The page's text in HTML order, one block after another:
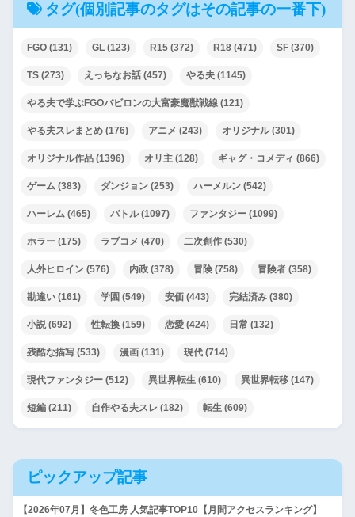
１５００円で売ってそうなエ
剣と魔法と冒険もの
『エロ本へ書き直されるクー
ル系ロリ魔導書』
水底の汚濁
【R-18G】姫騎士ニアスと淫
獄の霧に沈む王国
【R-18G】やらない夫はTS姫
武将になるようです
【ヒロモンSLG・二次創作】
タグ(個別記事のタグはその記事の一番下)
FGO (131) GL (123) R15 (372) R18 (471) SF (370)
TS (273) えっちなお話 (457) やる夫 (1145)
やる夫で学ぶFGOバビロンの大富豪魔獣戦線 (121)
やる夫スレまとめ (176) アニメ (243) オリジナル(301)
オリジナル作品 (1396) オリ主 (128) ギャグ・コメディ (866)
ゲーム (383) ダンジョン (253) ハーメルン (542)
ハーレム (465) バトル(1097) ファンタジー (1099)
ホラー (175) ラブコメ (470) 二次創作 (530)
人外ヒロイン (576) 内政 (378) 冒険 (758) 冒険者 (358)
勘違い (161) 学園 (549) 安価 (443) 完結済み (380)
小説 (692) 性転換 (159) 恋愛 (424) 日常 (132)
残酷な描写 (533) 漫画 (131) 現代 (714)
現代ファンタジー (512) 異世界転生 (610) 異世界転移 (147)
短編 (211) 自作やる夫スレ (182) 転生 (609)
ピックアップ記事
【2026年07月】冬色工房 人気記事TOP10【月間アクセスランキング】